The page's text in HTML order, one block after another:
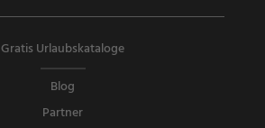
Gratis Urlaubskataloge
Blog
Partner